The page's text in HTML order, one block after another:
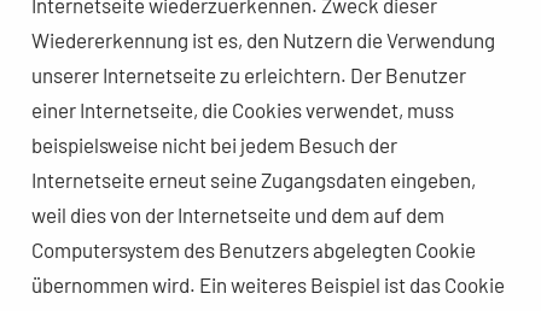
Internetseite wiederzuerkennen. Zweck dieser
Wiedererkennung ist es, den Nutzern die Verwendung
unserer Internetseite zu erleichtern. Der Benutzer
einer Internetseite, die Cookies verwendet, muss
beispielsweise nicht bei jedem Besuch der
Internetseite erneut seine Zugangsdaten eingeben,
weil dies von der Internetseite und dem auf dem
Computersystem des Benutzers abgelegten Cookie
übernommen wird. Ein weiteres Beispiel ist das Cookie